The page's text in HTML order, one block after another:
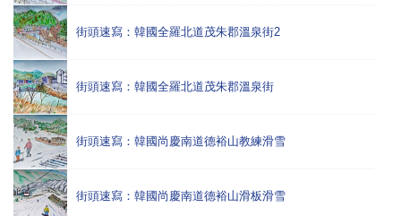
街頭速寫：韓國全羅北道茂朱郡溫泉街2
街頭速寫：韓國全羅北道茂朱郡溫泉街
街頭速寫：韓國尚慶南道德裕山教練滑雪
街頭速寫：韓國尚慶南道德裕山滑板滑雪